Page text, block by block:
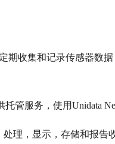
期收集和记录传感器数
管服务，使用Unidata
理，显示，存储和报告